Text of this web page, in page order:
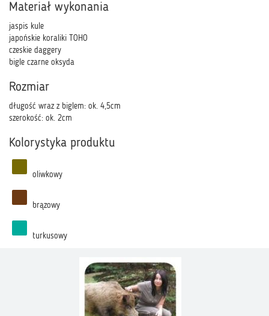
Materiał wykonania
jaspis kule
japońskie koraliki TOHO
czeskie daggery
bigle czarne oksyda
Rozmiar
długość wraz z biglem: ok. 4,5cm
szerokość: ok. 2cm
Kolorystyka produktu
oliwkowy
brązowy
turkusowy